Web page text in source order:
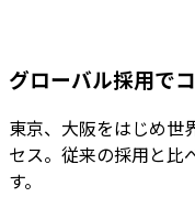
グローバル採用で
東京、大阪をはじめ世
セス。従来の採用と比
す。